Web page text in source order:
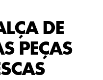
DE
PEÇAS